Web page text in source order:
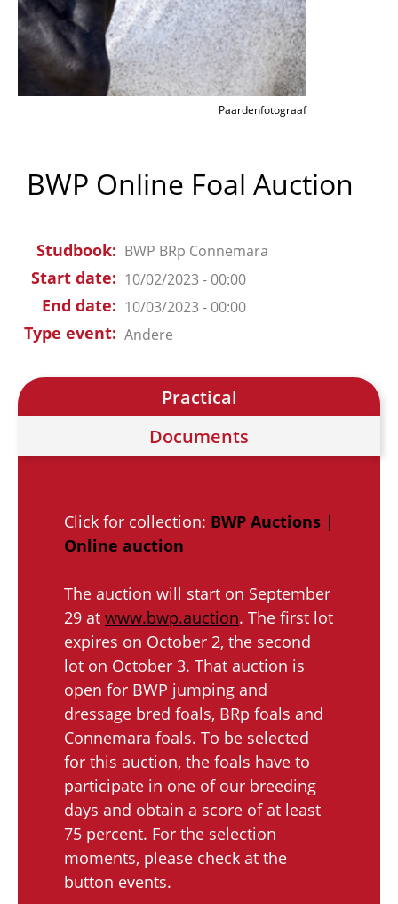
Paardenfotograaf
BWP Online Foal Auction
Studbook BWP BRp Connemara
Start date 10/02/2023 - 00:00
End date 10/03/2023 - 00:00
Type event Andere
Practical
Documents
Click for collection: BWP Auctions |
Online auction
The auction will start on September
29 at www.bwp.auction. The first lot
expires on October 2, the second
lot on October 3. That auction is
open for BWP jumping and
dressage bred foals, BRp foals and
Connemara foals. To be selected
for this auction, the foals have to
participate in one of our breeding
days and obtain a score of at least
75 percent. For the selection
moments, please check at the
button events.